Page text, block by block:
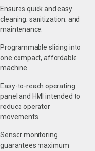
Ensures quick and easy
cleaning, sanitization, and
maintenance.
Programmable slicing into
one compact, affordable
machine.
Easy-to-reach operating
panel and HMI intended to
reduce operator
movements.
Sensor monitoring
guarantees maximum